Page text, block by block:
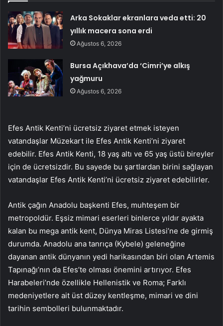
Arka Sokaklar ekranlara veda etti: 20
yıllık macera sona erdi
Ağustos 6, 2026
Bursa Açıkhava’da ‘Cimri’ye alkış
yağmuru
Ağustos 6, 2026
Efes Antik Kenti’ni ücretsiz ziyaret etmek isteyen
vatandaşlar Müzekart ile Efes Antik Kenti’ni ziyaret
edebilir. Efes Antik Kenti, 18 yaş altı ve 65 yaş üstü bireyler
için de ücretsizdir. Bu sayede bu şartlardan birini sağlayan
vatandaşlar Efes Antik Kenti’ni ücretsiz ziyaret edebilirler.
Antik çağın Anadolu başkenti Efes, muhteşem bir
metropoldür. Eşsiz mimari eserleri binlerce yıldır ayakta
kalan bu mega antik kent, Dünya Miras Listesi’ne de girmiş
durumda. Anadolu ana tanrıça (Kybele) geleneğine
dayanan antik dünyanın yedi harikasından biri olan Artemis
Tapınağı’nın da Efes’te olması önemini artırıyor. Efes
Harabeleri’nde özellikle Hellenistik ve Roma; Farklı
medeniyetlere ait üst düzey kentleşme, mimari ve dini
tarihin sembolleri bulunmaktadır.